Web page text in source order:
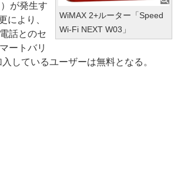
WiMAX 2+ルーター「Speed
Wi-Fi NEXT W03」
が発生す
により、
話とのセ
ートバリ
しているユーザーは無料となる。